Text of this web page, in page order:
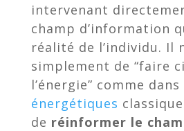
intervenant
champ d’information
réalité de l’individu. Il
simplement de “faire
l’énergie” comme dans
énergétiques
de réinformer le